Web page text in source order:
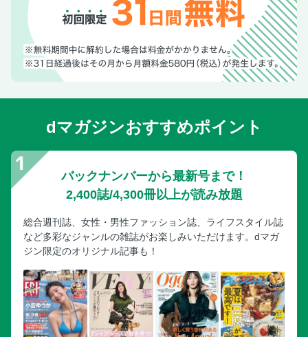
dマガジンおすすめポイント
バックナンバーから最新号まで！
2,400誌/4,300冊以上が読み放題
総合週刊誌、女性・男性ファッション誌、ライフスタイル誌
など多彩なジャンルの雑誌がお楽しみいただけます。dマガ
ジン限定のオリジナル記事も！